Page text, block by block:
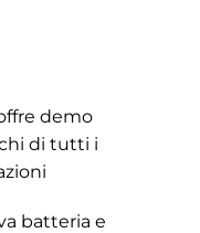
demo
di tutti i
batteria e